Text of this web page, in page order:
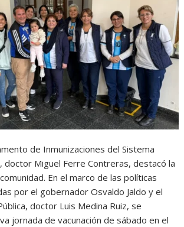
de Inmunizaciones del Sistema
doctor Miguel Ferre Contreras, destacó la
En el marco de las políticas
por el gobernador Osvaldo Jaldo y el
doctor Luis Medina Ruiz, se
jornada de vacunación de sábado en el